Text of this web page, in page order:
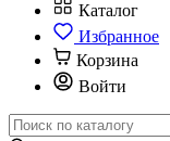
Каталог
Избранное
Корзина
Войти